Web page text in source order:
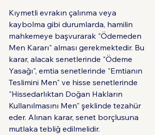
Kıymetli evrakın çalınma veya
kaybolma gibi durumlarda, hamilin
mahkemeye başvurarak "Ödemeden
Men Kararı" alması gerekmektedir. Bu
karar, alacak senetlerinde "Ödeme
Yasağı", emtia senetlerinde "Emtianın
Teslimini Men" ve hisse senetlerinde
"Hissedarlıktan Doğan Hakların
Kullanılmasını Men" şeklinde tezahür
eder. Alınan karar, senet borçlusuna
mutlaka tebliğ edilmelidir.